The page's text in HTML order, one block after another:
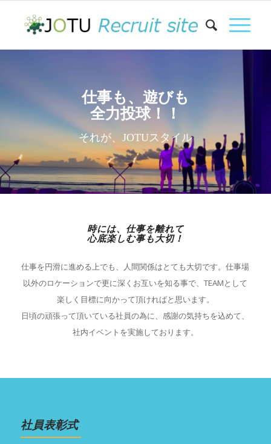
仕事も、遊びも
全力投球！！
それが、JOTUスタイル
時には、仕事を離れて
心底楽しむ事も大切！
仕事を円滑に進める上でも、人間関係はとても大切です。仕事場
以外のロケーションで更に深くお互いを知る事で、TEAMとして
楽しく目標に向かって頂ければと思います。
日頃の頑張って頂いている社員の為に、感謝の気持ちを込めて、
社内イベントを実施しております。
社員表彰式